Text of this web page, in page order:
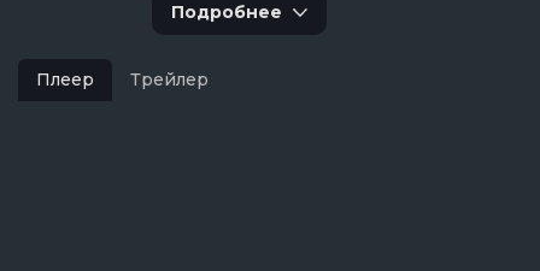
Подробнее
Плеер Трейлер